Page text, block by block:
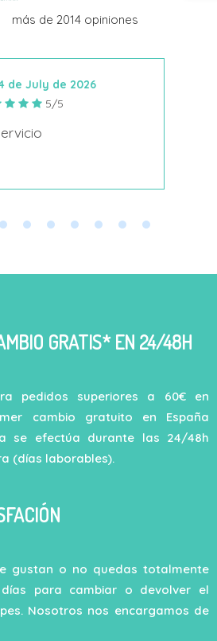
más de 2014opiniones
de July de 2026
5/5
GRATIS* EN 24/48H
pedidos superiores a 60€ en
cambio gratuito en España
se efectúa durante las 24/48h
(días laborables).
gustan o no quedas totalmente
para cambiar o devolver el
Nosotros nos encargamos de